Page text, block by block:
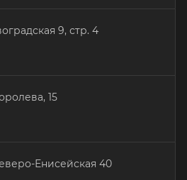
9, стр. 4
15
Енисейская 40